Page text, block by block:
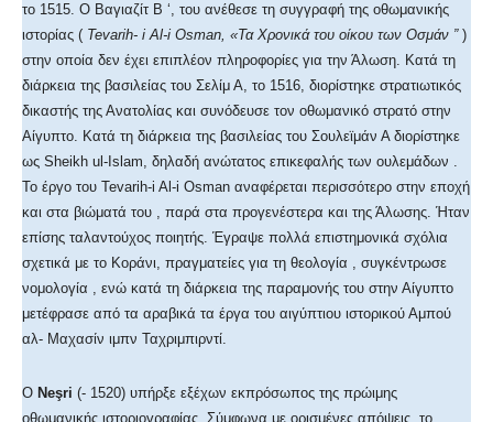
το 1515. Ο Βαγιαζίτ Β ‘, του ανέθεσε τη συγγραφή της οθωμανικής
ιστορίας ( Tevarih- i Al-i Osman, «Τα Χρονικά του οίκου των Οσμάν ” )
στην οποία δεν έχει επιπλέον πληροφορίες για την Άλωση. Κατά τη
διάρκεια της βασιλείας του Σελίμ Α, το 1516, διορίστηκε στρατιωτικός
δικαστής της Ανατολίας και συνόδευσε τον οθωμανικό στρατό στην
Αίγυπτο. Κατά τη διάρκεια της βασιλείας του Σουλεϊμάν Α διορίστηκε
ως Sheikh ul-Islam, δηλαδή ανώτατος επικεφαλής των ουλεμάδων .
Το έργο του Tevarih-i Al-i Osman αναφέρεται περισσότερο στην εποχή
και στα βιώματά του , παρά στα προγενέστερα και της Άλωσης. Ήταν
επίσης ταλαντούχος ποιητής. Έγραψε πολλά επιστημονικά σχόλια
σχετικά με το Κοράνι, πραγματείες για τη θεολογία , συγκέντρωσε
νομολογία , ενώ κατά τη διάρκεια της παραμονής του στην Αίγυπτο
μετέφρασε από τα αραβικά τα έργα του αιγύπτιου ιστορικού Αμπού
αλ- Μαχασίν ιμπν Ταχριμπιρντί.
Ο Neşri (- 1520) υπήρξε εξέχων εκπρόσωπος της πρώιμης
οθωμανικής ιστοριογραφίας. Σύμφωνα με ορισμένες απόψεις, το